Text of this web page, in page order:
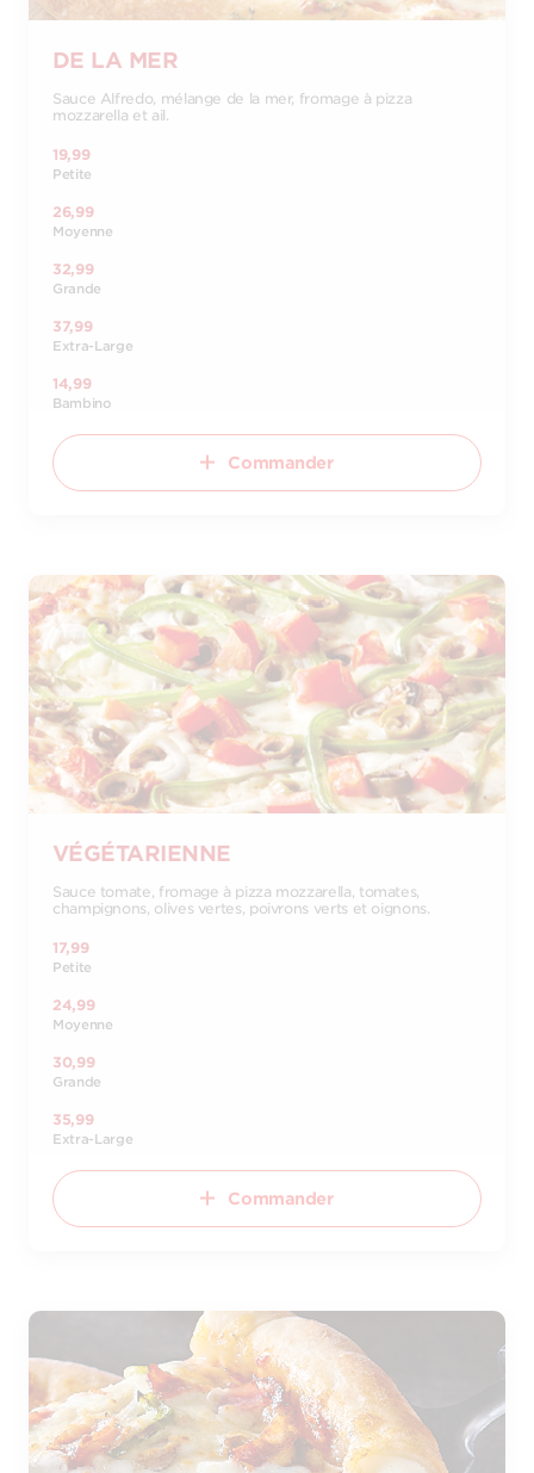
DE LA MER
Sauce Alfredo, mélange de la mer, fromage à pizza
mozzarella et ail.
19,99
Petite
26,99
Moyenne
32,99
Grande
37,99
Extra-Large
14,99
Bambino
Commander
VÉGÉTARIENNE
Sauce tomate, fromage à pizza mozzarella, tomates,
champignons, olives vertes, poivrons verts et oignons.
17,99
Petite
24,99
Moyenne
30,99
Grande
35,99
Extra-Large
Commander